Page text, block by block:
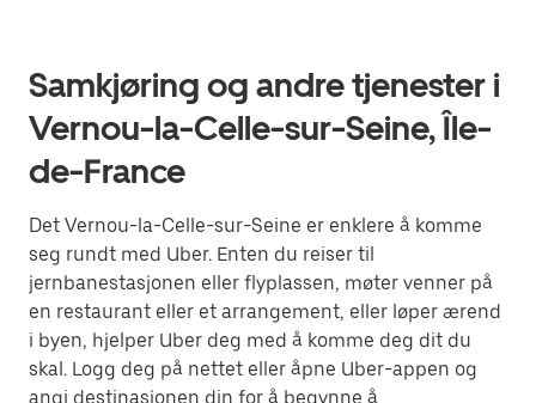
Samkjøring og andre tjenester i
Vernou-la-Celle-sur-Seine, Île-
de-France
Det Vernou-la-Celle-sur-Seine er enklere å komme
seg rundt med Uber. Enten du reiser til
jernbanestasjonen eller flyplassen, møter venner på
en restaurant eller et arrangement, eller løper ærend
i byen, hjelper Uber deg med å komme deg dit du
skal. Logg deg på nettet eller åpne Uber-appen og
angi destinasjonen din for å begynne å